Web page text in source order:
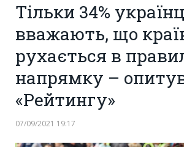
Тільки 34%
вважають, що
рухається в
напрямку –
«Рейтингу»
07/09/2021 19:17